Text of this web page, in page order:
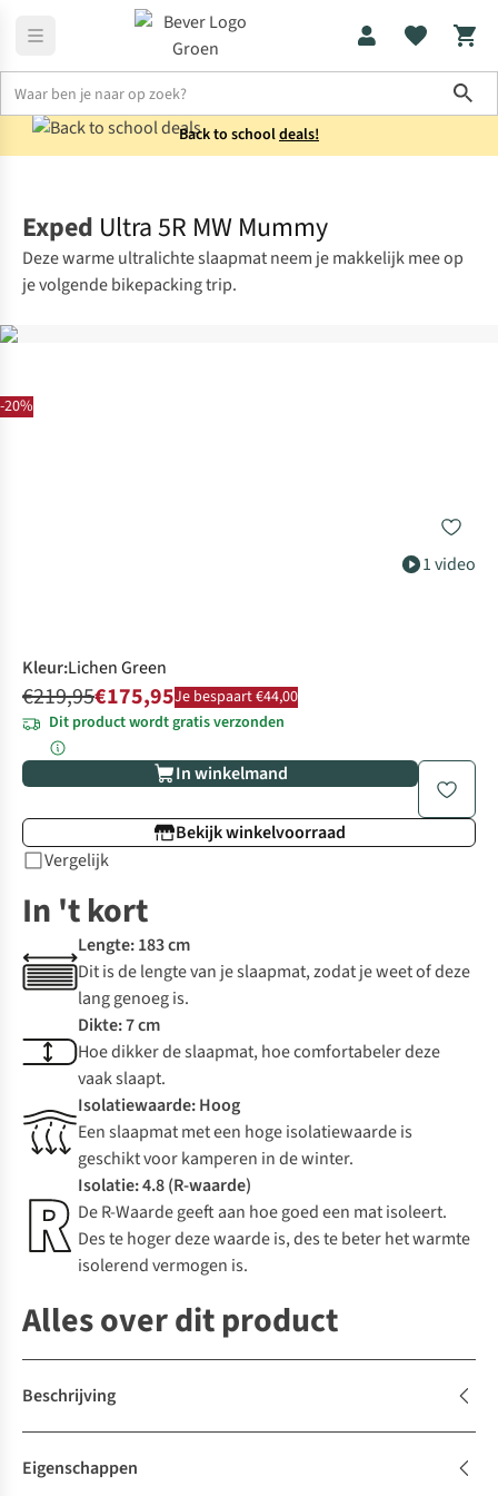
Back to schooldeals!
-20%
1 video
Exped Ultra 5R MW Mummy
Deze warme ultralichte slaapmat neem je makkelijk mee op
je volgende bikepacking trip.
Kleur:Lichen Green
€219,95€175,95Je bespaart €44,00
Dit product wordt gratis verzonden
In winkelmand
Bekijk winkelvoorraad
Vergelijk
In 't kort
Lengte: 183 cm
Dit is de lengte van je slaapmat, zodat je weet of deze
lang genoeg is.
Dikte: 7 cm
Hoe dikker de slaapmat, hoe comfortabeler deze
vaak slaapt.
Isolatiewaarde: Hoog
Een slaapmat met een hoge isolatiewaarde is
geschikt voor kamperen in de winter.
Isolatie: 4.8 (R-waarde)
De R-Waarde geeft aan hoe goed een mat isoleert.
Des te hoger deze waarde is, des te beter het warmte
isolerend vermogen is.
Alles over dit product
Beschrijving
Eigenschappen